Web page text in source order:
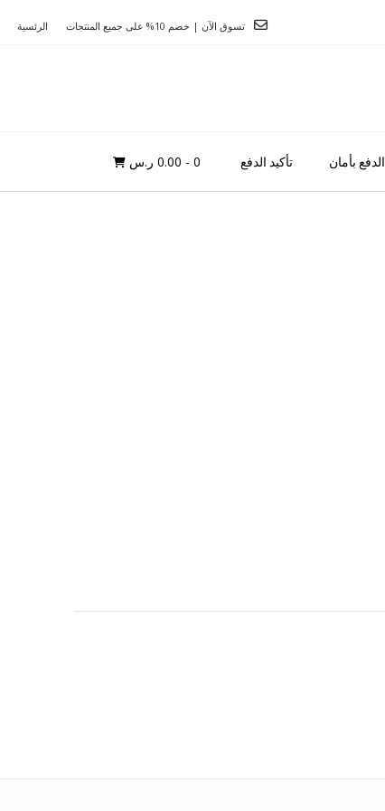
الرئسية تسوق الآن | خصم 10% على جميع المنتجات
تأكيد الدفع الدفع بأمان 0 - 0.00 ر.س